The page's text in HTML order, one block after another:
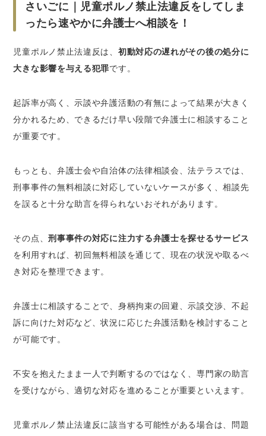
さいごに｜児童ポルノ禁止法違反をしてしま
ったら速やかに弁護士へ相談を！
児童ポルノ禁止法違反は、 初動対応の遅れがその後の処分に
大きな影響を与える犯罪です。
起訴率が高く、示談や弁護活動の有無によって結果が大きく
分かれるため、できるだけ早い段階で弁護士に相談すること
が重要です。
もっとも、弁護士会や自治体の法律相談会、法テラスでは、
刑事事件の無料相談に対応していないケースが多く、相談先
を誤ると十分な助言を得られないおそれがあります。
その点、刑事事件の対応に注力する弁護士を探せるサービス
を利用すれば、初回無料相談を通じて、現在の状況や取るべ
き対応を整理できます。
弁護士に相談することで、身柄拘束の回避、示談交渉、不起
訴に向けた対応など、状況に応じた弁護活動を検討すること
が可能です。
不安を抱えたまま一人で判断するのではなく、専門家の助言
を受けながら、適切な対応を進めることが重要といえます。
児童ポルノ禁止法違反に該当する可能性がある場合は、問題